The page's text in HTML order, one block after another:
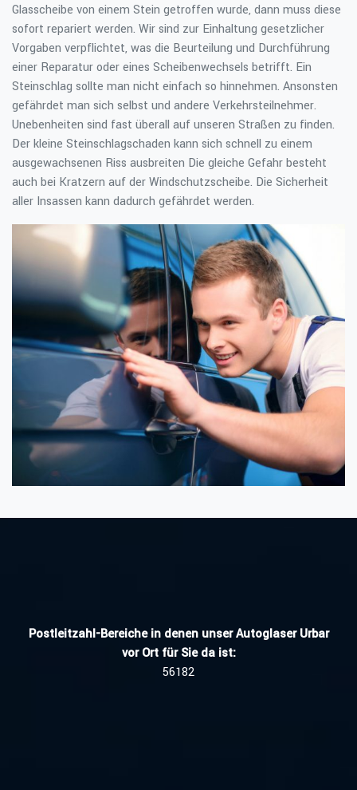
Glasscheibe von einem Stein getroffen wurde, dann muss diese
sofort repariert werden. Wir sind zur Einhaltung gesetzlicher
Vorgaben verpflichtet, was die Beurteilung und Durchführung
einer Reparatur oder eines Scheibenwechsels betrifft. Ein
Steinschlag sollte man nicht einfach so hinnehmen. Ansonsten
gefährdet man sich selbst und andere Verkehrsteilnehmer.
Unebenheiten sind fast überall auf unseren Straßen zu finden.
Der kleine Steinschlagschaden kann sich schnell zu einem
ausgewachsenen Riss ausbreiten Die gleiche Gefahr besteht
auch bei Kratzern auf der Windschutzscheibe. Die Sicherheit
aller Insassen kann dadurch gefährdet werden.
Postleitzahl-Bereiche in denen unser Autoglaser Urbar
vor Ort für Sie da ist:
56182